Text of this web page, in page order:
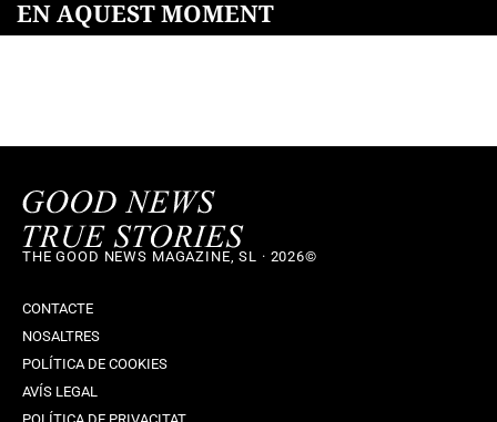
EN AQUEST MOMENT
THE GOOD NEWS MAGAZINE, SL · 2026©
CONTACTE
NOSALTRES
POLÍTICA DE COOKIES
AVÍS LEGAL